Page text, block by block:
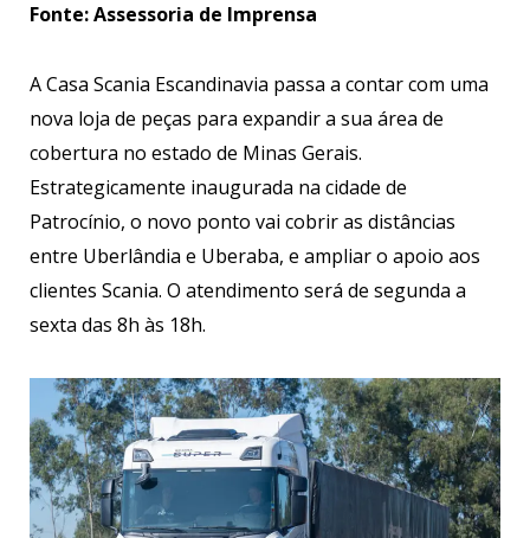
Fonte: Assessoria de Imprensa
A Casa Scania Escandinavia passa a contar com uma
nova loja de peças para expandir a sua área de
cobertura no estado de Minas Gerais.
Estrategicamente inaugurada na cidade de
Patrocínio, o novo ponto vai cobrir as distâncias
entre Uberlândia e Uberaba, e ampliar o apoio aos
clientes Scania. O atendimento será de segunda a
sexta das 8h às 18h.